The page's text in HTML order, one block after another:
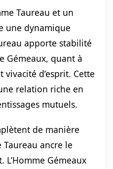
Taureau et un
une dynamique
apporte stabilité
Gémeaux, quant à
d’esprit. Cette
relation riche en
mutuels.
de manière
ancre le
L’Homme Gémeaux